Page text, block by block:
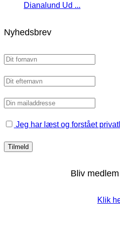
Dianalund Ud ...
Nyhedsbrev
Jeg har læst og forstået
Bliv
Klik